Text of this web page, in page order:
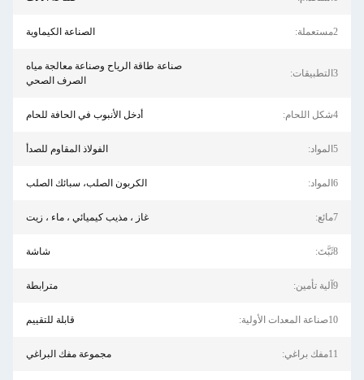
2مستعملة: الصناعة الكيماوية
3التطبيقات:
صناعة طاقة الرياح وصناعة معالجة مياه
الصرف الصحي
4شكل اللحام: أدخل الأنبوب في الحافة للحام
5المواد: الفولاذ المقاوم للصدأ
6المواد: الكربون الصلب، سبائك الصلب
7مائع: غاز ، مذيب كيميائي ، ماء ، زيت
8ثَبَّتَ: شاشة
9آلية تأمين: مترابطة
10صناعة المعدات الأولية: قابلة للتقييم
11مفك براغي: مجموعة مفك البراغي